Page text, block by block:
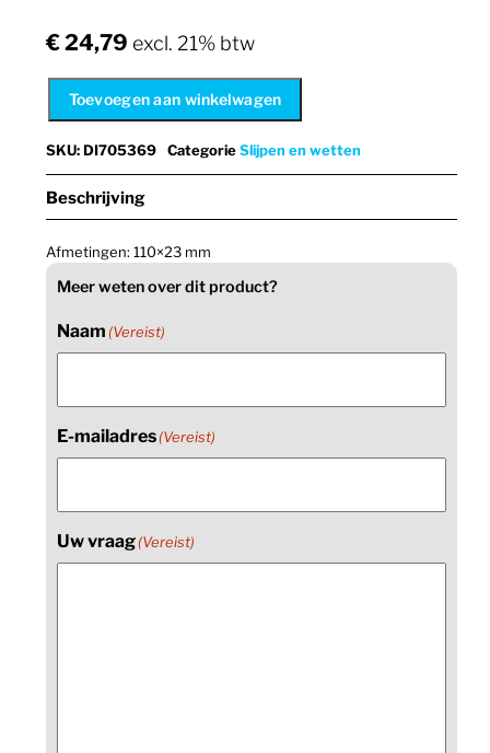
€24,79 excl. 21% btw
Toevoegen aan winkelwagen
SKU:DI705369 CategorieSlijpen en wetten
Beschrijving
Afmetingen: 110×23 mm
Meer weten over dit product?
Naam (Vereist)
E-mailadres(Vereist)
Uw vraag(Vereist)